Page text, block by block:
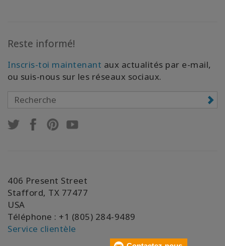
Reste informé!
Inscris-toi maintenant aux actualités par e-mail,
ou suis-nous sur les réseaux sociaux.
406 Present Street
Stafford, TX 77477
USA
Téléphone : +1 (805) 284-9489
Service clientèle